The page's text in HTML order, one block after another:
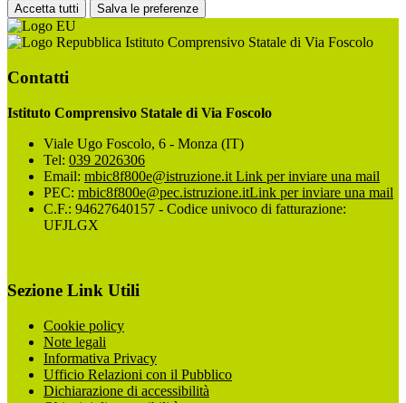
Accetta tutti Salva le preferenze
Istituto Comprensivo Statale di Via Foscolo
Contatti
Istituto Comprensivo Statale di Via Foscolo
Viale Ugo Foscolo, 6 - Monza (IT)
Tel: 039 2026306
Email: mbic8f800e@istruzione.it Link per inviare una mail
PEC: mbic8f800e@pec.istruzione.itLink per inviare una mail
C.F.: 94627640157 - Codice univoco di fatturazione:
UFJLGX
Sezione Link Utili
Cookie policy
Note legali
Informativa Privacy
Ufficio Relazioni con il Pubblico
Dichiarazione di accessibilità